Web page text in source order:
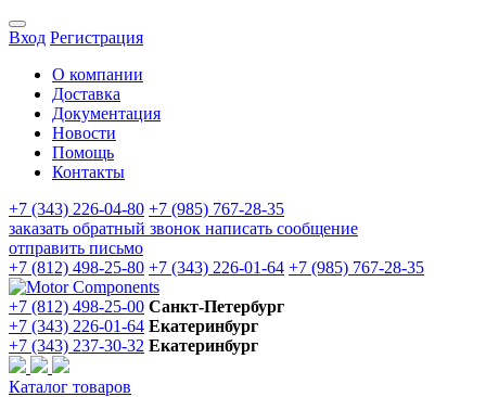
Вход Регистрация
О компании
Доставка
Документация
Новости
Помощь
Контакты
+7 (343) 226-04-80 +7 (985) 767-28-35
заказать обратный звонок написать сообщение
отправить письмо
+7 (812) 498-25-80 +7 (343) 226-01-64 +7 (985) 767-28-35
+7 (812) 498-25-00 Санкт-Петербург
+7 (343) 226-01-64 Екатеринбург
+7 (343) 237-30-32 Екатеринбург
Каталог товаров